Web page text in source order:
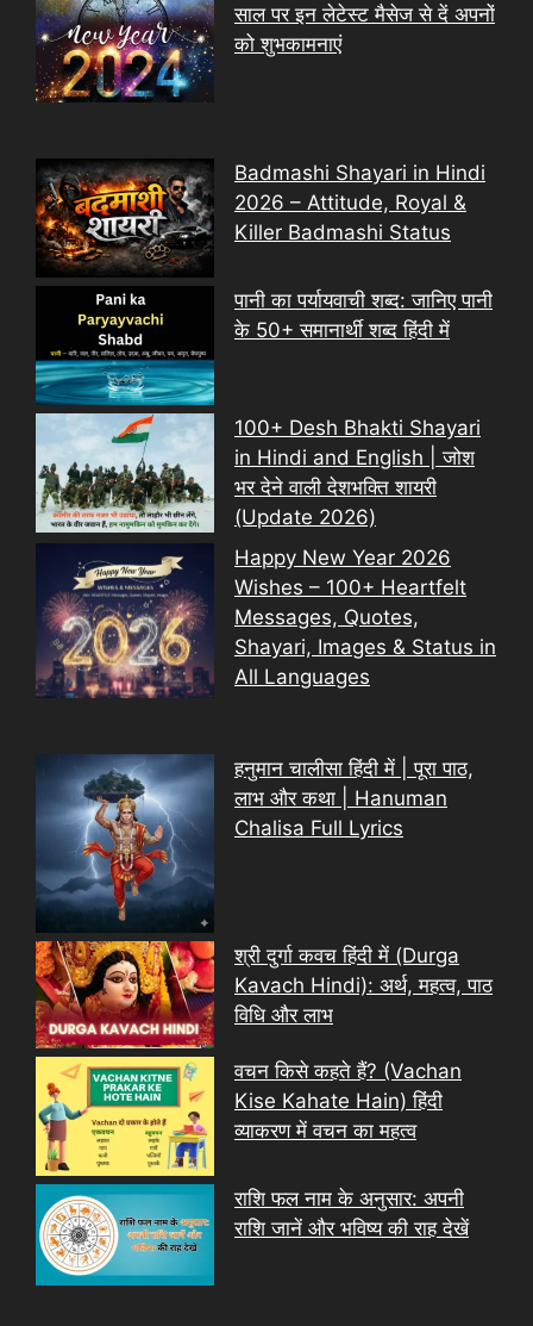
साल पर इन लेटेस्ट मैसेज से दें अपनों
को शुभकामनाएं
Badmashi Shayari in Hindi
2026 – Attitude, Royal &
Killer Badmashi Status
पानी का पर्यायवाची शब्द: जानिए पानी
के 50+ समानार्थी शब्द हिंदी में
100+ Desh Bhakti Shayari
in Hindi and English | जोश
भर देने वाली देशभक्ति शायरी
(Update 2026)
Happy New Year 2026
Wishes – 100+ Heartfelt
Messages, Quotes,
Shayari, Images & Status in
All Languages
हनुमान चालीसा हिंदी में | पूरा पाठ,
लाभ और कथा | Hanuman
Chalisa Full Lyrics
श्री दुर्गा कवच हिंदी में (Durga
Kavach Hindi): अर्थ, महत्व, पाठ
विधि और लाभ
वचन किसे कहते हैं? (Vachan
Kise Kahate Hain) हिंदी
व्याकरण में वचन का महत्व
राशि फल नाम के अनुसार: अपनी
राशि जानें और भविष्य की राह देखें